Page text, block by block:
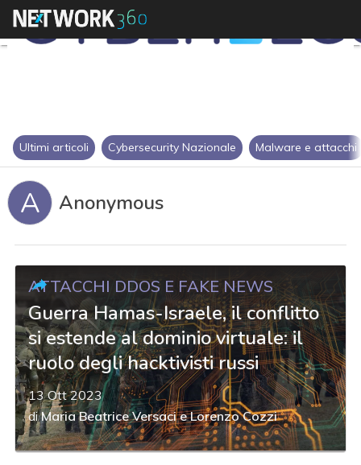
Ultimi articoli Cybersecurity Nazionale Malware e attacchi
A Anonymous
ATTACCHI DDOS E FAKE NEWS
Guerra Hamas-Israele, il conflitto
si estende al dominio virtuale: il
ruolo degli hacktivisti russi
13 Ott 2023
diMaria Beatrice Versaci e Lorenzo Cozzi